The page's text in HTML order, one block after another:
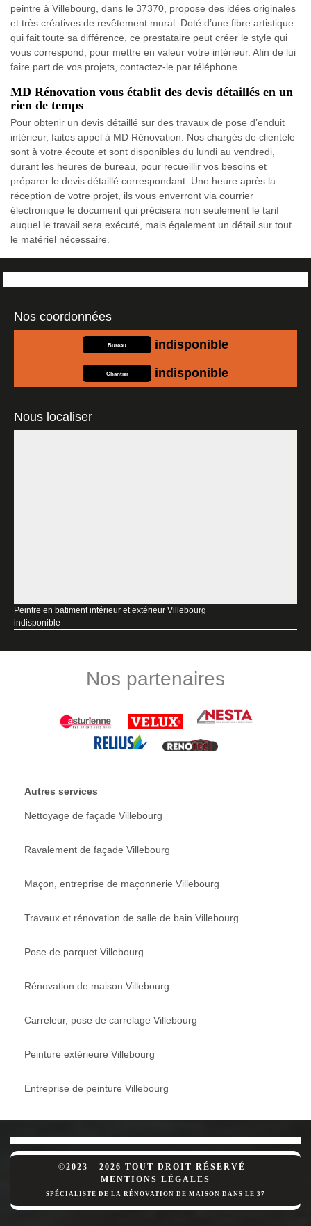
peintre à Villebourg, dans le 37370, propose des idées originales
et très créatives de revêtement mural. Doté d’une fibre artistique
qui fait toute sa différence, ce prestataire peut créer le style qui
vous correspond, pour mettre en valeur votre intérieur. Afin de lui
faire part de vos projets, contactez-le par téléphone.
MD Rénovation vous établit des devis détaillés en un
rien de temps
Pour obtenir un devis détaillé sur des travaux de pose d’enduit
intérieur, faites appel à MD Rénovation. Nos chargés de clientèle
sont à votre écoute et sont disponibles du lundi au vendredi,
durant les heures de bureau, pour recueillir vos besoins et
préparer le devis détaillé correspondant. Une heure après la
réception de votre projet, ils vous enverront via courrier
électronique le document qui précisera non seulement le tarif
auquel le travail sera exécuté, mais également un détail sur tout
le matériel nécessaire.
Nos coordonnées
Bureau indisponible
Chantier indisponible
Nous localiser
Peintre en batiment intérieur et extérieur Villebourg
indisponible
Nos partenaires
Autres services
Nettoyage de façade Villebourg
Ravalement de façade Villebourg
Maçon, entreprise de maçonnerie Villebourg
Travaux et rénovation de salle de bain Villebourg
Pose de parquet Villebourg
Rénovation de maison Villebourg
Carreleur, pose de carrelage Villebourg
Peinture extérieure Villebourg
Entreprise de peinture Villebourg
©2023 - 2026 TOUT DROIT RÉSERVÉ -
MENTIONS LÉGALES
SPÉCIALISTE DE LA RÉNOVATION DE MAISON DANS LE 37